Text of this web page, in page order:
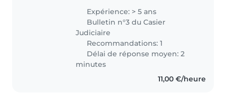
notamment en allant les
récupérer à l'école, en les..
Expérience: > 5 ans
Bulletin n°3 du Casier
Judiciaire
Recommandations: 1
Délai de réponse moyen: 2
minutes
11,00 €/heure